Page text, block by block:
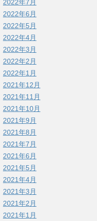
2022年7月
2022年6月
2022年5月
2022年4月
2022年3月
2022年2月
2022年1月
2021年12月
2021年11月
2021年10月
2021年9月
2021年8月
2021年7月
2021年6月
2021年5月
2021年4月
2021年3月
2021年2月
2021年1月